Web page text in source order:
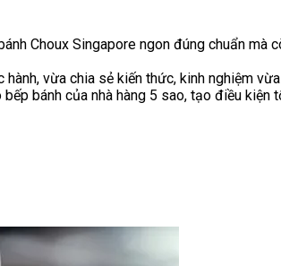
Choux Singapore ngon đúng chuẩn
vừa chia sẻ kiến thức, kinh nghiệm
bánh của nhà hàng 5 sao, tạo điều kiện